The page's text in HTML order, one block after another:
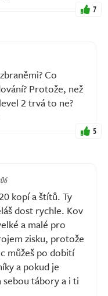
7
Co
Protože, než
2 trvá to ne?
5
kopí a štítů. Ty
dost rychle. Kov
a malé pro
zisku, protože
můžeš po dobití
a pokud je
sebou tábory a i ti